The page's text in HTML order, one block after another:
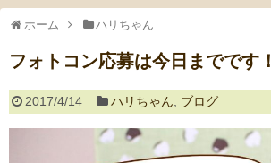
ホーム ハリちゃん
フォトコン応募は今日までです！
2017/4/14 ハリちゃん ブログ